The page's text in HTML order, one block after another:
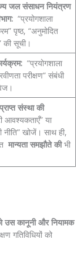
जल संसाधन नियंत्रण
“प्रयोगशाला
पृष्ठ, “अनुमोदित
की सूची।
“प्रयोगशाला
परीक्षण” संबंधी
संस्था की
आवश्यकताएँ” या
नीति” खोजें। साथ ही,
मान्यता समझौते कीभी
उस कानूनी और नियामक
गतिविधियों को